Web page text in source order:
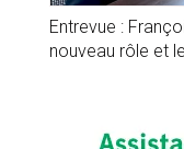
Entrevue :
nouveau rôle et